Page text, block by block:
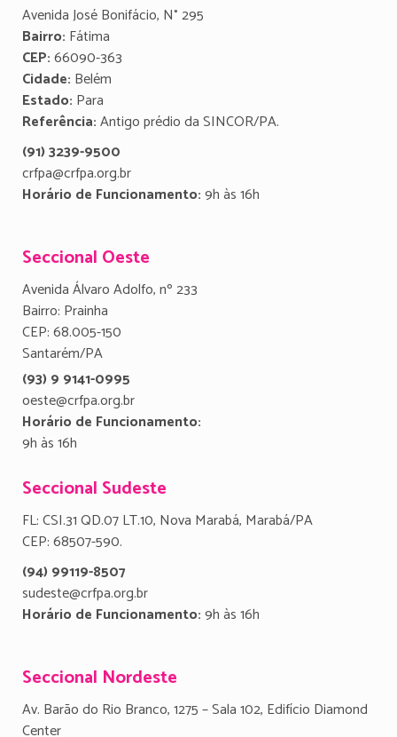
Avenida José Bonifácio, N° 295
Bairro: Fátima
CEP:66090-363
Cidade: Belém
Estado: Para
Referência:Antigo prédio da SINCOR/PA.
(91) 3239-9500
crfpa@crfpa.org.br
Horário de Funcionamento:9h às 16h
Seccional Oeste
Avenida Álvaro Adolfo, nº 233
Bairro: Prainha
CEP: 68.005-150
Santarém/PA
(93) 9 9141-0995
oeste@crfpa.org.br
Horário de Funcionamento:
9h às 16h
Seccional Sudeste
FL: CSI.31 QD.07 LT.10, Nova Marabá, Marabá/PA
CEP: 68507-590.
(94) 99119-8507
sudeste@crfpa.org.br
Horário de Funcionamento:9h às 16h
Seccional Nordeste
Av. Barão do Rio Branco, 1275 – Sala 102, Edifício Diamond
Center